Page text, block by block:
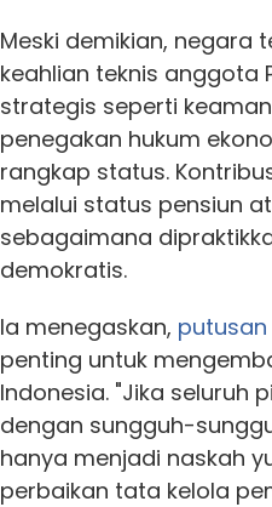
Meski demikian,
keahlian teknis anggota
strategis seperti
penegakan hukum
rangkap status.
melalui status pensiun
sebagaimana
demokratis.
Ia menegaskan, putusan
penting untuk
Indonesia. "Jika seluruh
dengan sungguh-
hanya menjadi naskah
perbaikan tata kelola